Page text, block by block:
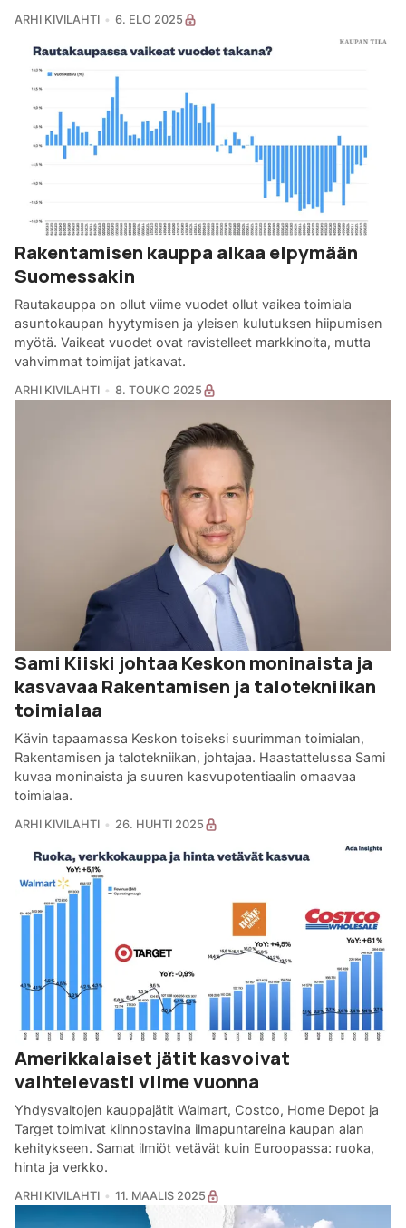
ARHI KIVILAHTI 6. ELO 2025
Rakentamisen kauppa alkaa elpymään
Suomessakin
Rautakauppa on ollut viime vuodet ollut vaikea toimiala
asuntokaupan hyytymisen ja yleisen kulutuksen hiipumisen
myötä. Vaikeat vuodet ovat ravistelleet markkinoita, mutta
vahvimmat toimijat jatkavat.
ARHI KIVILAHTI 8. TOUKO 2025
Sami Kiiski johtaa Keskon moninaista ja
kasvavaa Rakentamisen ja talotekniikan
toimialaa
Kävin tapaamassa Keskon toiseksi suurimman toimialan,
Rakentamisen ja talotekniikan, johtajaa. Haastattelussa Sami
kuvaa moninaista ja suuren kasvupotentiaalin omaavaa
toimialaa.
ARHI KIVILAHTI 26. HUHTI 2025
Amerikkalaiset jätit kasvoivat
vaihtelevasti viime vuonna
Yhdysvaltojen kauppajätit Walmart, Costco, Home Depot ja
Target toimivat kiinnostavina ilmapuntareina kaupan alan
kehitykseen. Samat ilmiöt vetävät kuin Euroopassa: ruoka,
hinta ja verkko.
ARHI KIVILAHTI 11. MAALIS 2025